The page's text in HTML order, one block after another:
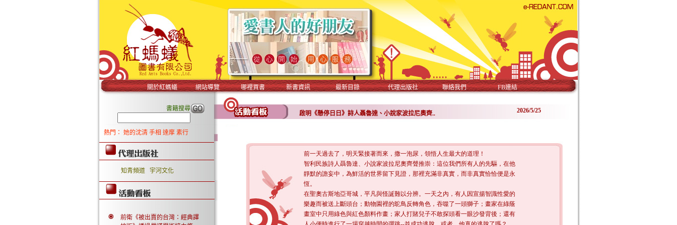
關於紅螞蟻 網站導覽 哪裡買書 新書資訊 最新目錄 代理出版社 聯絡我們 FB連結
書籍搜尋
熱門： 她的沈清 手相 達摩 素行
啟明《懸停日日》詩人聶魯達、小說家波拉尼奧齊.. 2026/5/25
知青頻道 宇河文化
前衛《被出賣的台灣：經典譯